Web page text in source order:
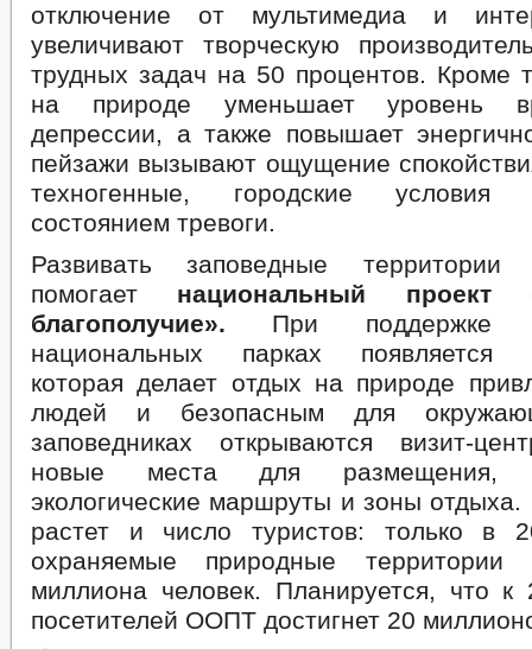
отключение от мультимедиа и
увеличивают творческую
трудных задач на 50 процентов. Кроме
на природе уменьшает уровень
депрессии, а также повышает
пейзажи вызывают ощущение
техногенные, городские условия
состоянием тревоги.
Развивать заповедные
помогает национальный проект
благополучие». При поддержке
национальных парках появляется
которая делает отдых на природе
людей и безопасным для
заповедниках открываются визит-
новые места для размещения,
экологические маршруты и зоны отдыха.
растет и число туристов: только в
охраняемые природные территории
миллиона человек. Планируется, что к
посетителей ООПТ достигнет 20